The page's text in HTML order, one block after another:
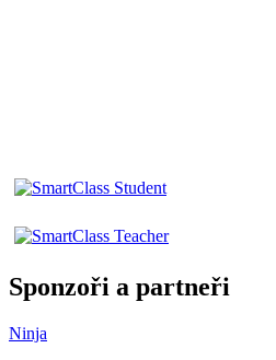
Sponzoři a partneři
Ninja